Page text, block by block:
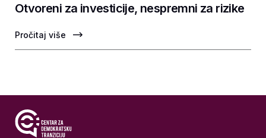
Otvoreni za investicije, nespremni za rizike
Pročitaj više